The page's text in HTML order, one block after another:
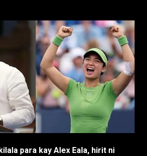
para kay Alex Eala, hirit ni